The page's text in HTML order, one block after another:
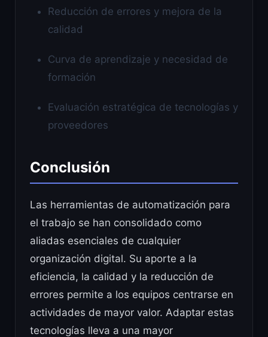
Reducción de errores y mejora de la
calidad
Curva de aprendizaje y necesidad de
formación
Evaluación estratégica de tecnologías y
proveedores
Conclusión
Las herramientas de automatización para
el trabajo se han consolidado como
aliadas esenciales de cualquier
organización digital. Su aporte a la
eficiencia, la calidad y la reducción de
errores permite a los equipos centrarse en
actividades de mayor valor. Adaptar estas
tecnologías lleva a una mayor